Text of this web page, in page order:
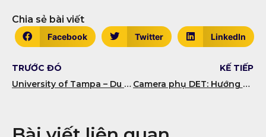
Chia sẻ bài viết
Facebook Twitter LinkedIn
TRƯỚC ĐÓ
University of Tampa – Du học đại học tư thục hàng đầu tại Tampa, Florida
KẾ TIẾP
Camera phụ DET: Hướng dẫn quét phòng đúng chuẩn tránh bị hủy kết quả